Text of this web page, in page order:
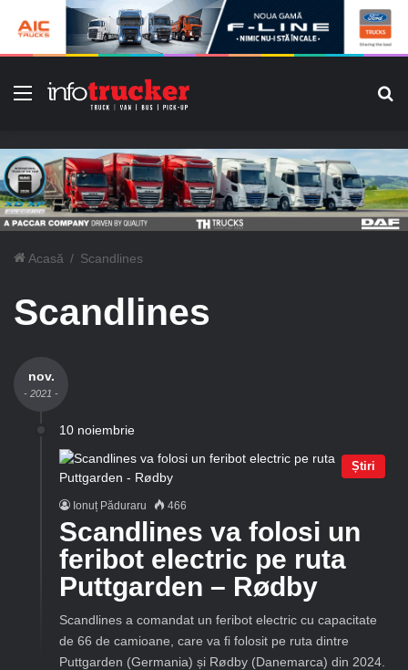
Meniu
Acasă / Scandlines
Scandlines
nov.
- 2021 -
10 noiembrie
Știri
Ionuț Păduraru 466
Scandlines va folosi un
feribot electric pe ruta
Puttgarden – Rødby
Scandlines a comandat un feribot electric cu capacitate
de 66 de camioane, care va fi folosit pe ruta dintre
Puttgarden (Germania) și Rødby (Danemarca) din 2024.